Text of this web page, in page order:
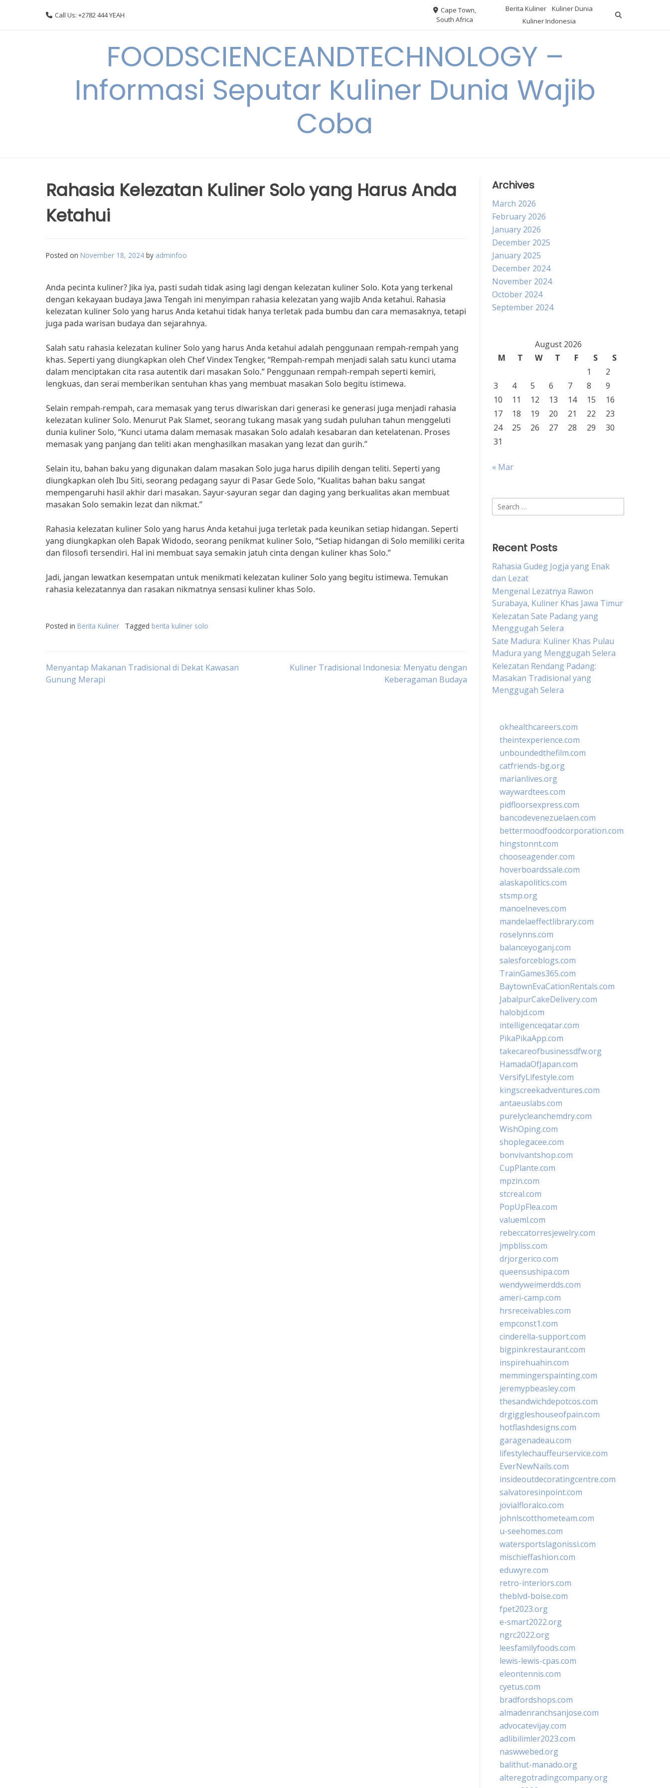
Call Us: +2782 444 YEAH
Cape Town,
South Africa
Berita Kuliner
Kuliner Dunia
Kuliner Indonesia
FOODSCIENCEANDTECHNOLOGY –
Informasi Seputar Kuliner Dunia Wajib
Coba
Rahasia Kelezatan Kuliner Solo yang Harus Anda
Ketahui
Posted on November 18, 2024 by adminfoo
Anda pecinta kuliner? Jika iya, pasti sudah tidak asing lagi dengan kelezatan kuliner Solo. Kota yang terkenal
dengan kekayaan budaya Jawa Tengah ini menyimpan rahasia kelezatan yang wajib Anda ketahui. Rahasia
kelezatan kuliner Solo yang harus Anda ketahui tidak hanya terletak pada bumbu dan cara memasaknya, tetapi
juga pada warisan budaya dan sejarahnya.
Salah satu rahasia kelezatan kuliner Solo yang harus Anda ketahui adalah penggunaan rempah-rempah yang
khas. Seperti yang diungkapkan oleh Chef Vindex Tengker, “Rempah-rempah menjadi salah satu kunci utama
dalam menciptakan cita rasa autentik dari masakan Solo.” Penggunaan rempah-rempah seperti kemiri,
lengkuas, dan serai memberikan sentuhan khas yang membuat masakan Solo begitu istimewa.
Selain rempah-rempah, cara memasak yang terus diwariskan dari generasi ke generasi juga menjadi rahasia
kelezatan kuliner Solo. Menurut Pak Slamet, seorang tukang masak yang sudah puluhan tahun menggeluti
dunia kuliner Solo, “Kunci utama dalam memasak masakan Solo adalah kesabaran dan ketelatenan. Proses
memasak yang panjang dan teliti akan menghasilkan masakan yang lezat dan gurih.”
Selain itu, bahan baku yang digunakan dalam masakan Solo juga harus dipilih dengan teliti. Seperti yang
diungkapkan oleh Ibu Siti, seorang pedagang sayur di Pasar Gede Solo, “Kualitas bahan baku sangat
mempengaruhi hasil akhir dari masakan. Sayur-sayuran segar dan daging yang berkualitas akan membuat
masakan Solo semakin lezat dan nikmat.”
Rahasia kelezatan kuliner Solo yang harus Anda ketahui juga terletak pada keunikan setiap hidangan. Seperti
yang diungkapkan oleh Bapak Widodo, seorang penikmat kuliner Solo, “Setiap hidangan di Solo memiliki cerita
dan filosofi tersendiri. Hal ini membuat saya semakin jatuh cinta dengan kuliner khas Solo.”
Jadi, jangan lewatkan kesempatan untuk menikmati kelezatan kuliner Solo yang begitu istimewa. Temukan
rahasia kelezatannya dan rasakan nikmatnya sensasi kuliner khas Solo.
Posted in Berita Kuliner Tagged berita kuliner solo
Post
Menyantap Makanan Tradisional di Dekat Kawasan
Gunung Merapi
Kuliner Tradisional Indonesia: Menyatu dengan
Keberagaman Budaya
Archives
March 2026
February 2026
January 2026
December 2025
January 2025
December 2024
November 2024
October 2024
September 2024
August 2026
M
T W T F S
S
1
2
3
4 5 6 7 8
9
10
11 12 13 14 15
16
17
18 19 20 21 22
23
24
25 26 27 28 29
30
31
« Mar
Search
for:
Recent Posts
Rahasia Gudeg Jogja yang Enak
dan Lezat
Mengenal Lezatnya Rawon
Surabaya, Kuliner Khas Jawa Timur
Kelezatan Sate Padang yang
Menggugah Selera
Sate Madura: Kuliner Khas Pulau
Madura yang Menggugah Selera
Kelezatan Rendang Padang:
Masakan Tradisional yang
Menggugah Selera
okhealthcareers.com
theintexperience.com
unboundedthefilm.com
catfriends-bg.org
marianlives.org
waywardtees.com
pidfloorsexpress.com
bancodevenezuelaen.com
bettermoodfoodcorporation.com
hingstonnt.com
chooseagender.com
hoverboardssale.com
alaskapolitics.com
stsmp.org
manoelneves.com
mandelaeffectlibrary.com
roselynns.com
balanceyoganj.com
salesforceblogs.com
TrainGames365.com
BaytownEvaCationRentals.com
JabalpurCakeDelivery.com
halobjd.com
intelligenceqatar.com
PikaPikaApp.com
takecareofbusinessdfw.org
HamadaOfJapan.com
VersifyLifestyle.com
kingscreekadventures.com
antaeuslabs.com
purelycleanchemdry.com
WishOping.com
shoplegacee.com
bonvivantshop.com
CupPlante.com
mpzin.com
stcreal.com
PopUpFlea.com
valueml.com
rebeccatorresjewelry.com
jmpbliss.com
drjorgerico.com
queensushipa.com
wendyweimerdds.com
ameri-camp.com
hrsreceivables.com
empconst1.com
cinderella-support.com
bigpinkrestaurant.com
inspirehuahin.com
memmingerspainting.com
jeremypbeasley.com
thesandwichdepotcos.com
drgiggleshouseofpain.com
hotflashdesigns.com
garagenadeau.com
lifestylechauffeurservice.com
EverNewNails.com
insideoutdecoratingcentre.com
salvatoresinpoint.com
jovialfloralco.com
johnlscotthometeam.com
u-seehomes.com
watersportslagonissi.com
mischieffashion.com
eduwyre.com
retro-interiors.com
theblvd-boise.com
fpet2023.org
e-smart2022.org
ngrc2022.org
leesfamilyfoods.com
lewis-lewis-cpas.com
eleontennis.com
cyetus.com
bradfordshops.com
almadenranchsanjose.com
advocatevijay.com
adlibilimler2023.com
naswwebed.org
balithut-manado.org
alteregotradingcompany.org